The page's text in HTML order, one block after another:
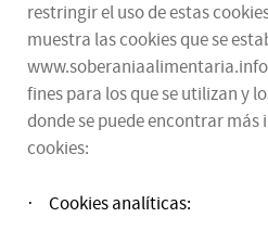
restringir el uso de estas
muestra las cookies que se
fines para los que se utilizan y
donde se puede encontrar
cookies:
· Cookies analíticas: